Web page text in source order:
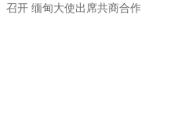
召开 缅甸大使出席共商合作